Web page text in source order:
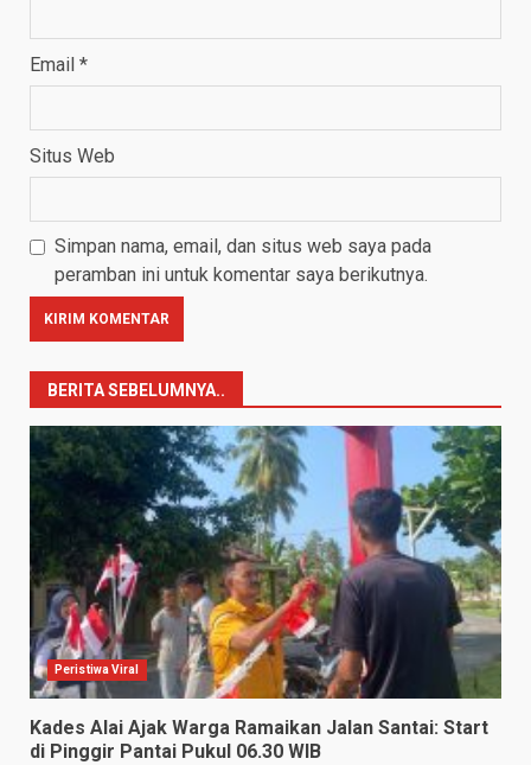
Email *
Situs Web
Simpan nama, email, dan situs web saya pada
peramban ini untuk komentar saya berikutnya.
BERITA SEBELUMNYA..
Peristiwa Viral
Kades Alai Ajak Warga Ramaikan Jalan Santai: Start
di Pinggir Pantai Pukul 06.30 WIB